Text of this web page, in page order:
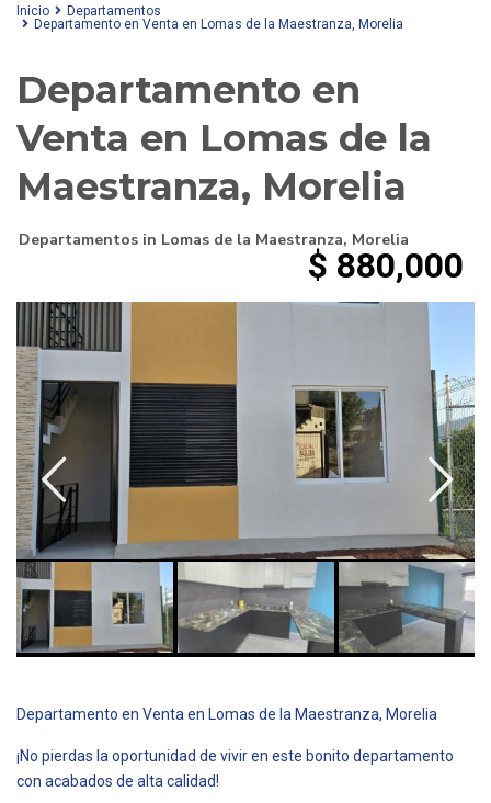
Inicio
Departamentos
Departamento en Venta en Lomas de la Maestranza, Morelia
Departamento en
Venta en Lomas de la
Maestranza, Morelia
Departamentos in Lomas de la Maestranza, Morelia
$ 880,000
Departamento en Venta en Lomas de la Maestranza, Morelia
¡No pierdas la oportunidad de vivir en este bonito departamento
con acabados de alta calidad!